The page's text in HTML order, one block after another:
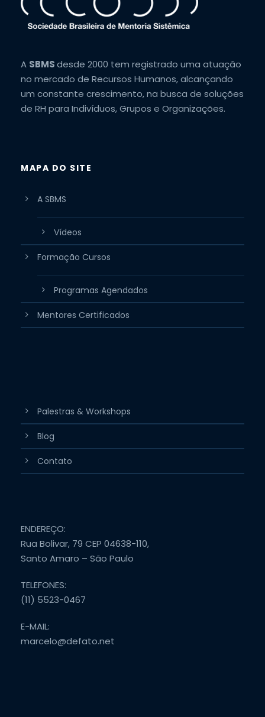
A SBMSdesde 2000 tem registrado uma atuação
no mercado de Recursos Humanos, alcançando
um constante crescimento, na busca de soluções
de RH para Indivíduos, Grupos e Organizações.
MAPA DO SITE
A SBMS
Vídeos
Formação Cursos
Programas Agendados
Mentores Certificados
Palestras & Workshops
Blog
Contato
ENDEREÇO:
Rua Bolivar, 79 CEP 04638-110,
Santo Amaro – São Paulo
TELEFONES:
(11) 5523-0467
E-MAIL:
marcelo@defato.net